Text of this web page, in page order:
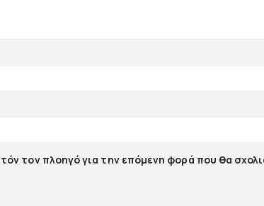
τον πλοηγό για την επόμενη φορά που θα